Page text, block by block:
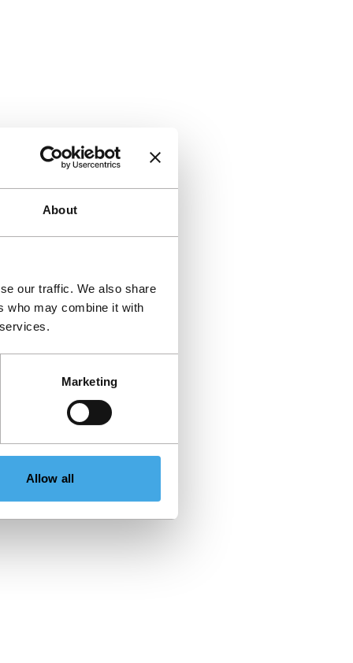
About
our traffic. We also share
who may combine it with
Marketing
Allow all